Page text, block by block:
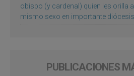
obispo (y cardenal) quien les orilla
mismo sexo en importante diócesis
PUBLICACIONES